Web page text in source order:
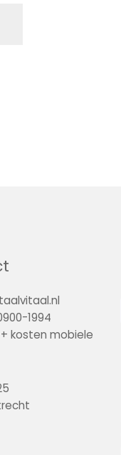
1994
kosten mobiele